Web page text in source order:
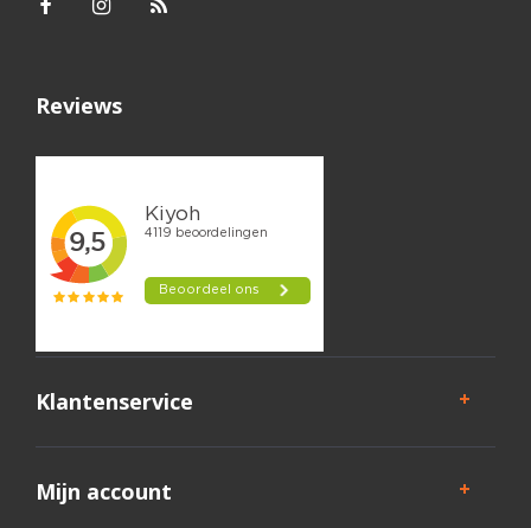
Reviews
Klantenservice
Mijn account